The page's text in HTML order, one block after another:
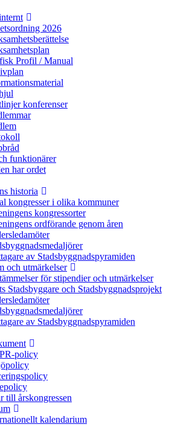
2026
Profil / Manual
konferenser
funktionärer
har ordet
historia
kongresser i olika kommuner
kongressorter
ordförande genom åren
av Stadsbyggnadspyramiden
och utmärkelser
för stipendier och utmärkelser
Stadsbyggare och Stadsbyggnadsprojekt
av Stadsbyggnadspyramiden
policy
till årskongressen
kalendarium